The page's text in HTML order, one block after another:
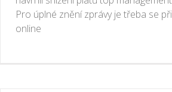
Pro úplné znění zprávy je třeba se
online